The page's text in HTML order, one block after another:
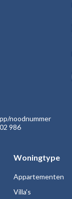
noodnummer
986
Woningtype
Appartementen
Villa's